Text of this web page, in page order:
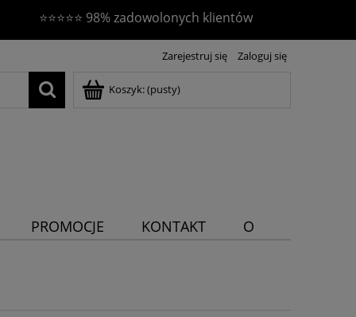
⭐⭐⭐⭐⭐ 98% zadowolonych klientów
Zarejestruj się Zaloguj się
Koszyk:(pusty)
PROMOCJE KONTAKT
O